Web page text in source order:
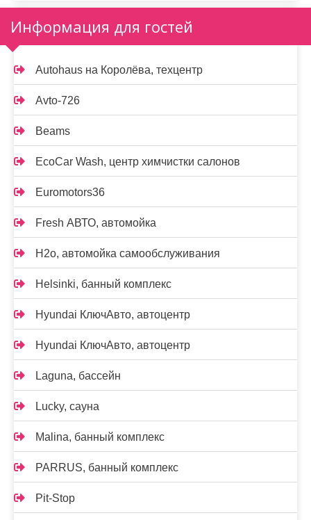
Информация для гостей
Autohaus на Королёва, техцентр
Avto-726
Beams
EcoCar Wash, центр химчистки салонов
Euromotors36
Fresh АВТО, автомойка
H2o, автомойка самообслуживания
Helsinki, банный комплекс
Hyundai КлючАвто, автоцентр
Hyundai КлючАвто, автоцентр
Laguna, бассейн
Lucky, сауна
Malina, банный комплекс
PARRUS, банный комплекс
Pit-Stop